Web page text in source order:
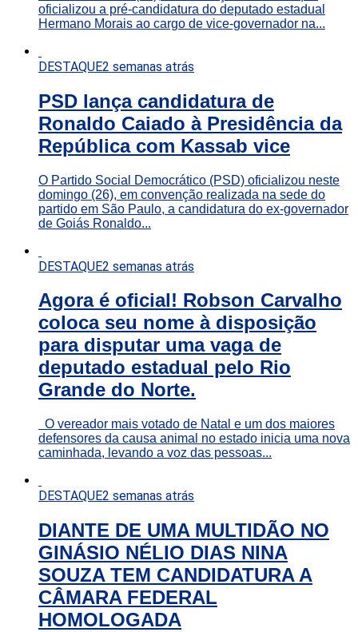
oficializou a pré-candidatura do deputado estadual
Hermano Morais ao cargo de vice-governador na...
DESTAQUE2 semanas atrás
PSD lança candidatura de
Ronaldo Caiado à Presidência da
República com Kassab vice
O Partido Social Democrático (PSD) oficializou neste
domingo (26), em convenção realizada na sede do
partido em São Paulo, a candidatura do ex-governador
de Goiás Ronaldo...
DESTAQUE2 semanas atrás
Agora é oficial! Robson Carvalho
coloca seu nome à disposição
para disputar uma vaga de
deputado estadual pelo Rio
Grande do Norte.
O vereador mais votado de Natal e um dos maiores
defensores da causa animal no estado inicia uma nova
caminhada, levando a voz das pessoas...
DESTAQUE2 semanas atrás
DIANTE DE UMA MULTIDÃO NO
GINÁSIO NÉLIO DIAS NINA
SOUZA TEM CANDIDATURA A
CÂMARA FEDERAL
HOMOLOGADA